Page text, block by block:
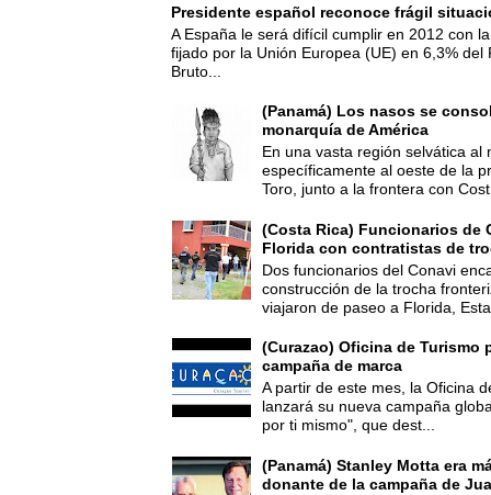
Presidente español reconoce frágil
A España le será difícil cumplir en 2012 con
fijado por la Unión Europea (UE) en 6,3% del
Bruto...
(Panamá) Los nasos se
monarquía de América
En una vasta región selvática al
específicamente al oeste de la
Toro, junto a la frontera con
(Costa Rica) Funcionarios de
Florida con contratistas de
Dos funcionarios del Conavi
construcción de la trocha
viajaron de paseo a Florida,
(Curazao) Oficina de Turismo
campaña de marca
A partir de este mes, la Oficina
lanzará su nueva campaña
por ti mismo", que dest...
(Panamá) Stanley Motta era
donante de la campaña de